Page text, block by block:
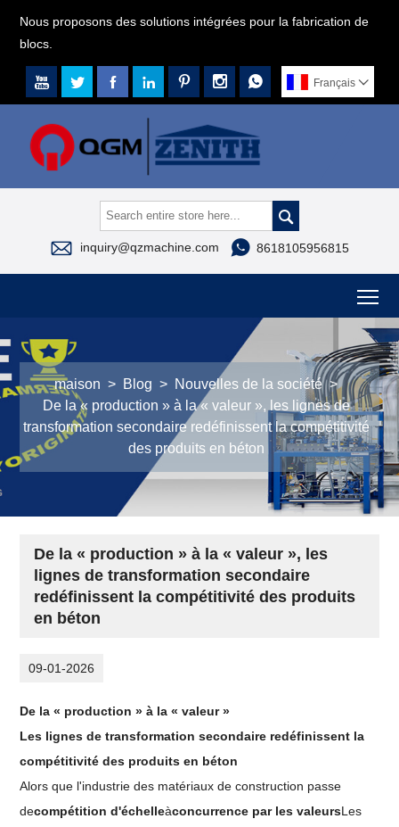
Nous proposons des solutions intégrées pour la fabrication de
blocs.
       Français 

 inquiry@qzmachine.com  8618105956815
maison > Blog > Nouvelles de la société >
De la « production » à la « valeur », les lignes de
transformation secondaire redéfinissent la compétitivité
des produits en béton
De la « production » à la « valeur », les
lignes de transformation secondaire
redéfinissent la compétitivité des produits
en béton
09-01-2026
De la « production » à la « valeur »
Les lignes de transformation secondaire redéfinissent la
compétitivité des produits en béton
Alors que l'industrie des matériaux de construction passe
decompétition d'échelleàconcurrence par les valeursLes